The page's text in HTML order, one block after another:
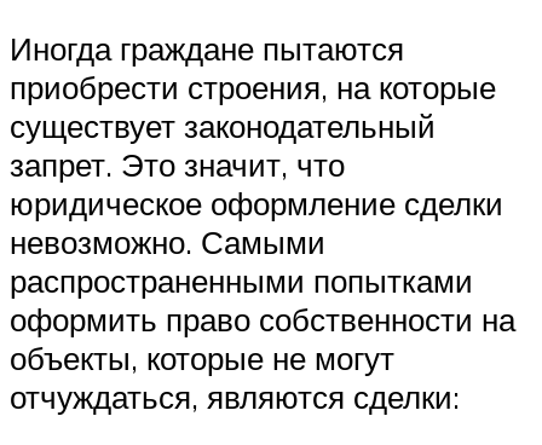
Иногда граждане пытаются
приобрести строения, на которые
существует законодательный
запрет. Это значит, что
юридическое оформление сделки
невозможно. Самыми
распространенными попытками
оформить право собственности на
объекты, которые не могут
отчуждаться, являются сделки: